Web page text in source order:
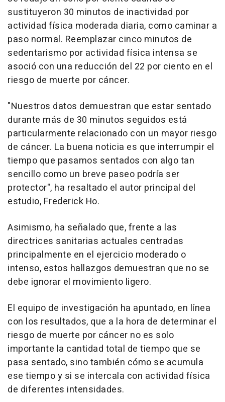
sustituyeron 30 minutos de inactividad por
actividad física moderada diaria, como caminar a
paso normal. Reemplazar cinco minutos de
sedentarismo por actividad física intensa se
asoció con una reducción del 22 por ciento en el
riesgo de muerte por cáncer.
"Nuestros datos demuestran que estar sentado
durante más de 30 minutos seguidos está
particularmente relacionado con un mayor riesgo
de cáncer. La buena noticia es que interrumpir el
tiempo que pasamos sentados con algo tan
sencillo como un breve paseo podría ser
protector", ha resaltado el autor principal del
estudio, Frederick Ho.
Asimismo, ha señalado que, frente a las
directrices sanitarias actuales centradas
principalmente en el ejercicio moderado o
intenso, estos hallazgos demuestran que no se
debe ignorar el movimiento ligero.
El equipo de investigación ha apuntado, en línea
con los resultados, que a la hora de determinar el
riesgo de muerte por cáncer no es solo
importante la cantidad total de tiempo que se
pasa sentado, sino también cómo se acumula
ese tiempo y si se intercala con actividad física
de diferentes intensidades.